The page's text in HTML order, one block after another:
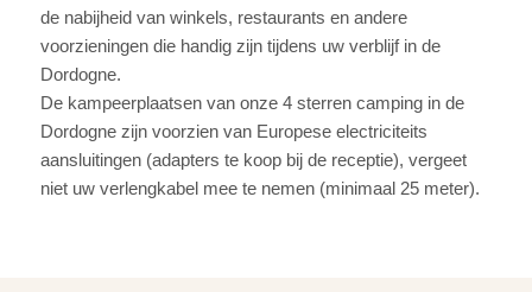
de nabijheid van winkels, restaurants en andere
voorzieningen die handig zijn tijdens uw verblijf in de
Dordogne.
De kampeerplaatsen van onze 4 sterren camping in de
Dordogne zijn voorzien van Europese electriciteits
aansluitingen (adapters te koop bij de receptie), vergeet
niet uw verlengkabel mee te nemen (minimaal 25 meter).